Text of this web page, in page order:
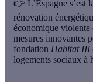
👉 L’Espagne s’est
rénovation
économique violente
mesures innovantes
fondation Habitat III
logements sociaux à